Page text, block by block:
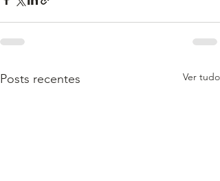
Posts recentes Ver tudo